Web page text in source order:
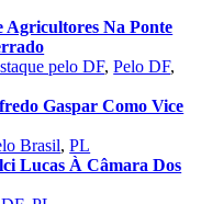
Agricultores Na Ponte
pelo DF,Pelo DF,
Gaspar Como Vice
Brasil,PL
Lucas À Câmara Dos